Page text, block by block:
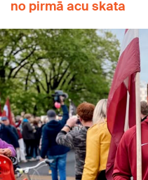
no pirmā acu skata